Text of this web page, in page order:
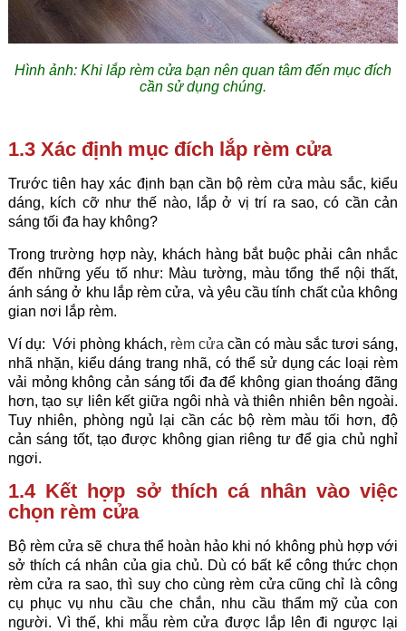
Hình ảnh: Khi lắp rèm cửa bạn nên quan tâm đến mục đích
cần sử dụng chúng.
1.3 Xác định mục đích lắp rèm cửa
Trước tiên hay xác định bạn cần bộ rèm cửa màu sắc, kiểu
dáng, kích cỡ như thế nào, lắp ở vị trí ra sao, có cần cản
sáng tối đa hay không?
Trong trường hợp này, khách hàng bắt buộc phải cân nhắc
đến những yếu tố như: Màu tường, màu tổng thể nội thất,
ánh sáng ở khu lắp rèm cửa, và yêu cầu tính chất của không
gian nơi lắp rèm.
Ví dụ: Với phòng khách, rèm cửa cần có màu sắc tươi sáng,
nhã nhặn, kiểu dáng trang nhã, có thể sử dụng các loại rèm
vải mỏng không cản sáng tối đa để không gian thoáng đãng
hơn, tạo sự liên kết giữa ngôi nhà và thiên nhiên bên ngoài.
Tuy nhiên, phòng ngủ lại cần các bộ rèm màu tối hơn, độ
cản sáng tốt, tạo được không gian riêng tư để gia chủ nghỉ
ngơi.
1.4 Kết hợp sở thích cá nhân vào việc
chọn rèm cửa
Bộ rèm cửa sẽ chưa thể hoàn hảo khi nó không phù hợp với
sở thích cá nhân của gia chủ. Dù có bất kể công thức chọn
rèm cửa ra sao, thì suy cho cùng rèm cửa cũng chỉ là công
cụ phục vụ nhu cầu che chắn, nhu cầu thẩm mỹ của con
người. Vì thế, khi mẫu rèm cửa được lắp lên đi ngược lại